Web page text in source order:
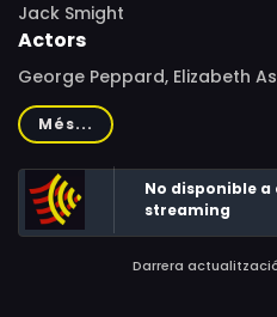
Jack Smight
Actors
George Peppard, Elizabeth
Arthur O'Connell, Mona
Robert Webber, Charles
Johnson, Bill Walker, Vincent
Elaine Martone, Hope
Més...
No disponible
streaming
Darrera